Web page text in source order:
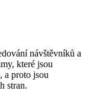
návštěvníků a
které jsou
a proto jsou
stran.